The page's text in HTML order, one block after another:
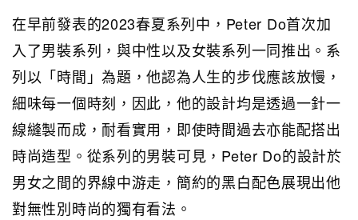
在早前發表的2023春夏系列中，Peter Do首次加
入了男裝系列，與中性以及女裝系列一同推出。系
列以「時間」為題，他認為人生的步伐應該放慢，
細味每一個時刻，因此，他的設計均是透過一針一
線縫製而成，耐看實用，即使時間過去亦能配搭出
時尚造型。從系列的男裝可見，Peter Do的設計於
男女之間的界線中游走，簡約的黑白配色展現出他
對無性別時尚的獨有看法。